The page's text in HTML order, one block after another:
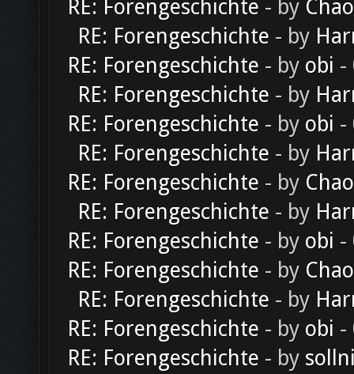
RE: Forengeschichte - by
RE: Forengeschichte - by
RE: Forengeschichte - by obi -
RE: Forengeschichte - by
RE: Forengeschichte - by obi -
RE: Forengeschichte - by
RE: Forengeschichte - by
RE: Forengeschichte - by
RE: Forengeschichte - by obi -
RE: Forengeschichte - by
RE: Forengeschichte - by
RE: Forengeschichte - by obi -
RE: Forengeschichte - by